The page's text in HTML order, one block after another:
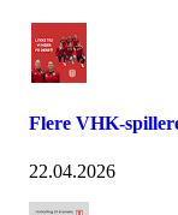
Flere VHK-
22.04.2026